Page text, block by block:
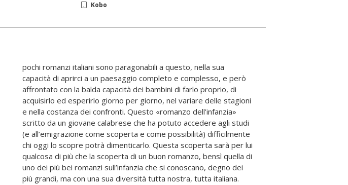
Kobo
più grandi, ma con una sua diversità tutta nostra, tutta italiana.